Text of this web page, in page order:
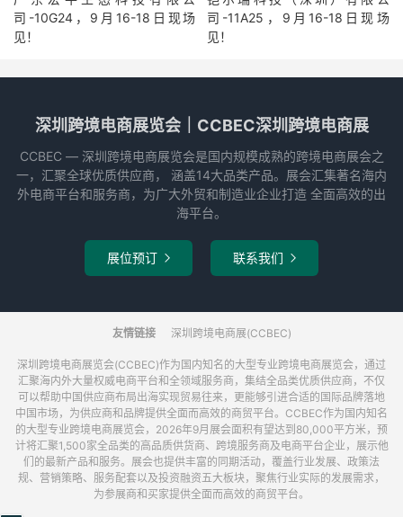
司-10G24，9月16-18日现场
见！
司-11A25，9月16-18日现场
见！
深圳跨境电商展览会｜CCBEC深圳跨境电商展
CCBEC ― 深圳跨境电商展览会是国内规模成熟的跨境电商展会之
一，汇聚全球优质供应商， 涵盖14大品类产品。展会汇集著名海内
外电商平台和服务商，为广大外贸和制造业企业打造 全面高效的出
海平台。
展位预订  联系我们 
友情链接 深圳跨境电商展(CCBEC)
深圳跨境电商展览会(CCBEC)作为国内知名的大型专业跨境电商展览会，通过
汇聚海内外大量权威电商平台和全领域服务商，集结全品类优质供应商，不仅
可以帮助中国供应商布局出海实现贸易往来，更能够引进合适的国际品牌落地
中国市场，为供应商和品牌提供全面而高效的商贸平台。CCBEC作为国内知名
的大型专业跨境电商展览会，2026年9月展会面积有望达到80,000平方米，预
计将汇聚1,500家全品类的高品质供货商、跨境服务商及电商平台企业，展示他
们的最新产品和服务。展会也提供丰富的同期活动，覆盖行业发展、政策法
规、营销策略、服务配套以及投资融资五大板块，聚焦行业实际的发展需求，
为参展商和买家提供全面而高效的商贸平台。